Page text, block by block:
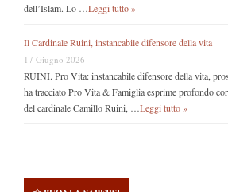
dell’Islam. Lo … Leggi tutto »
Il Cardinale Ruini, instancabile difensore della vita
17 Giugno 2026
RUINI. Pro Vita: instancabile difensore della vita,
ha tracciato Pro Vita & Famiglia esprime profondo
del cardinale Camillo Ruini, … Leggi tutto »